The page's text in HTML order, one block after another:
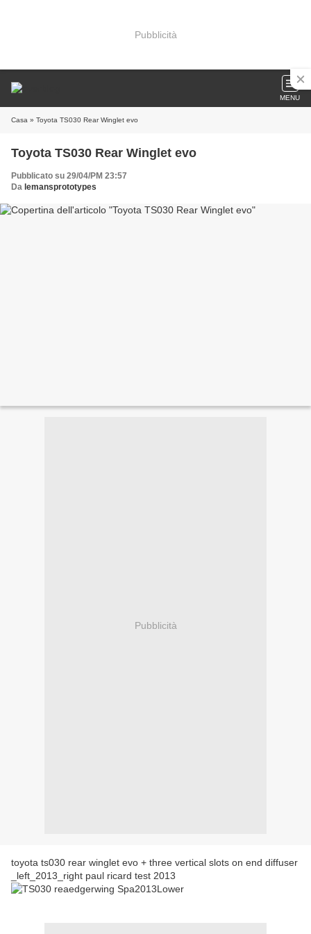
Pubblicità
MENU
Casa » Toyota TS030 Rear Winglet evo
Toyota TS030 Rear Winglet evo
Pubblicato su 29/04/PM 23:57
Da lemansprototypes
Pubblicità
toyota ts030 rear winglet evo + three vertical slots on end diffuser
_left_2013_right paul ricard test 2013